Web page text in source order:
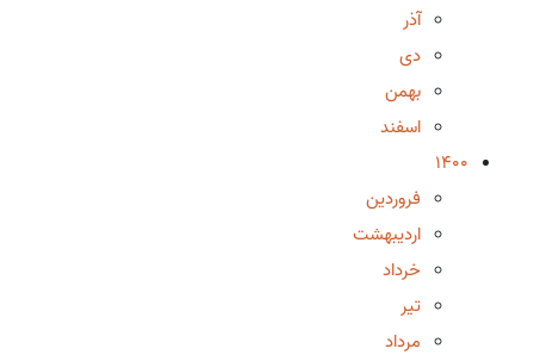
آذر
دی
بهمن
اسفند
1400
فروردین
اردیبهشت
خرداد
تیر
مرداد